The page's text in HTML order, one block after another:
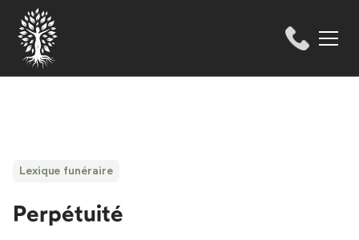
Lexique funéraire
Perpétuité